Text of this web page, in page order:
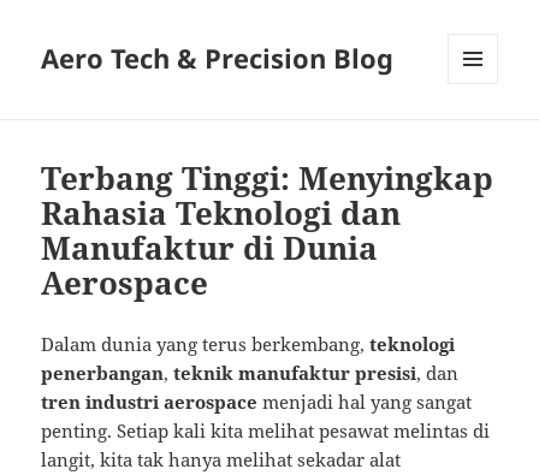
Aero Tech & Precision Blog
Terbang Tinggi: Menyingkap
Rahasia Teknologi dan
Manufaktur di Dunia
Aerospace
Dalam dunia yang terus berkembang,teknologi
penerbangan,teknik manufaktur presisi, dan
tren industri aerospace menjadi hal yang sangat
penting. Setiap kali kita melihat pesawat melintas di
langit, kita tak hanya melihat sekadar alat